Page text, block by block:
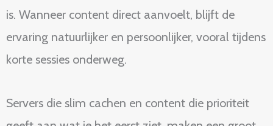
is. Wanneer content direct aanvoelt, blijft de
ervaring natuurlijker en persoonlijker, vooral tijdens
korte sessies onderweg.
Servers die slim cachen en content die prioriteit